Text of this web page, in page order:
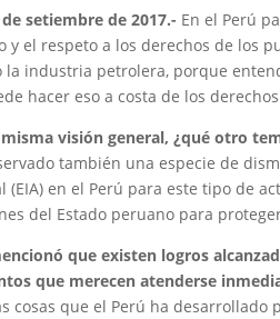
setiembre de 2017.- En el Perú
y el respeto a los derechos de los
la industria petrolera, porque
hacer eso a costa de los
misma visión general, ¿qué otro
también una especie de
(EIA) en el Perú para este tipo de
del Estado peruano para
que existen logros
que merecen atenderse
cosas que el Perú ha